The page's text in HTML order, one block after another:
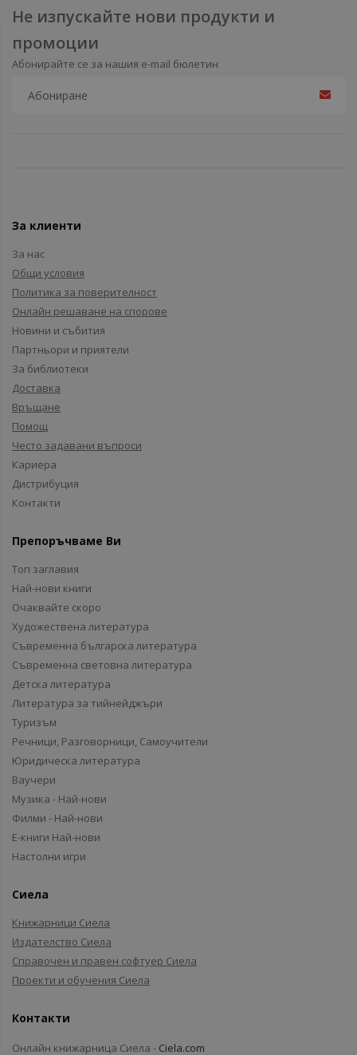
Не изпускайте нови продукти и
промоции
Абонирайте се за нашия e-mail бюлетин
За клиенти
За нас
Общи условия
Политика за поверителност
Онлайн решаване на спорове
Новини и събития
Партньори и приятели
За библиотеки
Доставка
Връщане
Помощ
Често задавани въпроси
Кариера
Дистрибуция
Контакти
Препоръчваме Ви
Топ заглавия
Най-нови книги
Очаквайте скоро
Художествена литература
Съвременна българска литература
Съвременна световна литература
Детска литература
Литература за тийнейджъри
Туризъм
Речници, Разговорници, Самоучители
Юридическа литература
Ваучери
Музика - Най-нови
Филми - Най-нови
Е-книги Най-нови
Настолни игри
Сиела
Книжарници Сиела
Издателство Сиела
Справочен и правен софтуер Сиела
Проекти и обучения Сиела
Контакти
Онлайн книжарница Сиела - Ciela.com